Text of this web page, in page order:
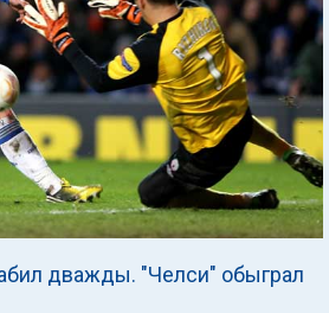
дважды. "Челси" обыграл